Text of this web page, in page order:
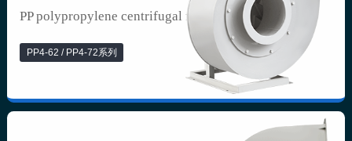
PP polypropylene centrifugal fan
PP4-62 / PP4-72系列